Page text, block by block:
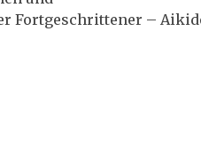
Fortgeschrittener –